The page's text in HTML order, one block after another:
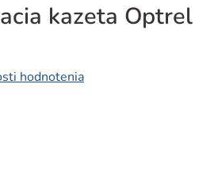
kazeta Optrel
hodnotenia